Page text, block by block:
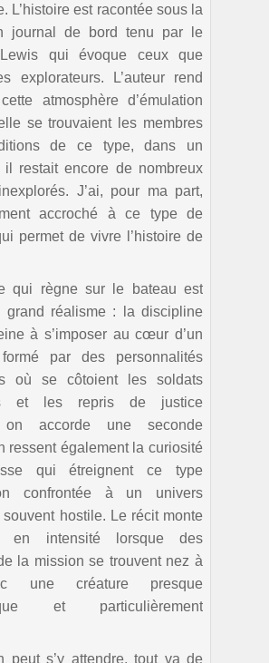
L’histoire est racontée sous la
journal de bord tenu par le
qui évoque ceux que
explorateurs. L’auteur rend
atmosphère d’émulation
se trouvaient les membres
de ce type, dans un
il restait encore de nombreux
J’ai, pour ma part,
accroché à ce type de
permet de vivre l’histoire de
qui règne sur le bateau est
grand réalisme : la discipline
à s’imposer au cœur d’un
par des personnalités
où se côtoient les soldats
et les repris de justice
on accorde une seconde
ressent également la curiosité
qui étreignent ce type
confrontée à un univers
hostile. Le récit monte
en intensité lorsque des
la mission se trouvent nez à
une créature presque
et particulièrement
peut s’y attendre, tout va de